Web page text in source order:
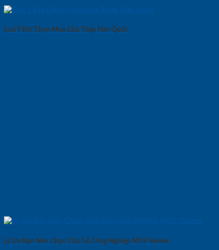
Lưu Ý Khi Chọn Mua Cửa Thép Hàn Quốc
Lý Do Bạn Nên Chọn Cửa Gỗ Công Nghiệp MDF Veneer